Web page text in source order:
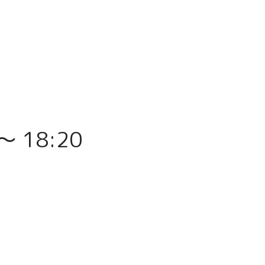
18:20